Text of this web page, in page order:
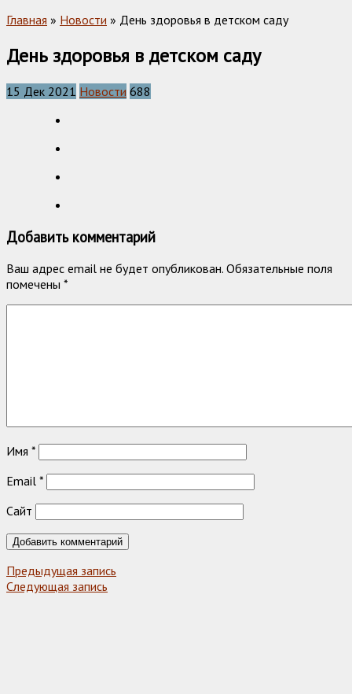
Главная » Новости » День здоровья в детском саду
День здоровья в детском саду
15 Дек 2021 Новости 688
Добавить комментарий
Ваш адрес email не будет опубликован. Обязательные поля
помечены *
Имя *
Email *
Сайт
Предыдущая запись
Следующая запись